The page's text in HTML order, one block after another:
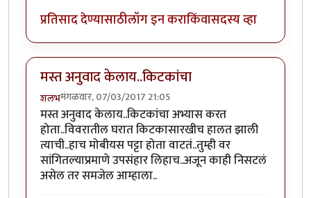
प्रतिसाद देण्यासाठीलॉग इन कराकिंवासदस्य व्हा
मस्त अनुवाद केलाय..किटकांचा
शलभमंगळवार, 07/03/2017 21:05
मस्त अनुवाद केलाय..किटकांचा अभ्यास करत
होता..विवरातील घरात किटकासारखीच हालत झाली
त्याची..हाच मोबीयस पट्टा होता वाटतं..तुम्ही वर
सांगितल्याप्रमाणे उपसंहार लिहाच..अजून काही निसटलं
असेल तर समजेल आम्हाला..